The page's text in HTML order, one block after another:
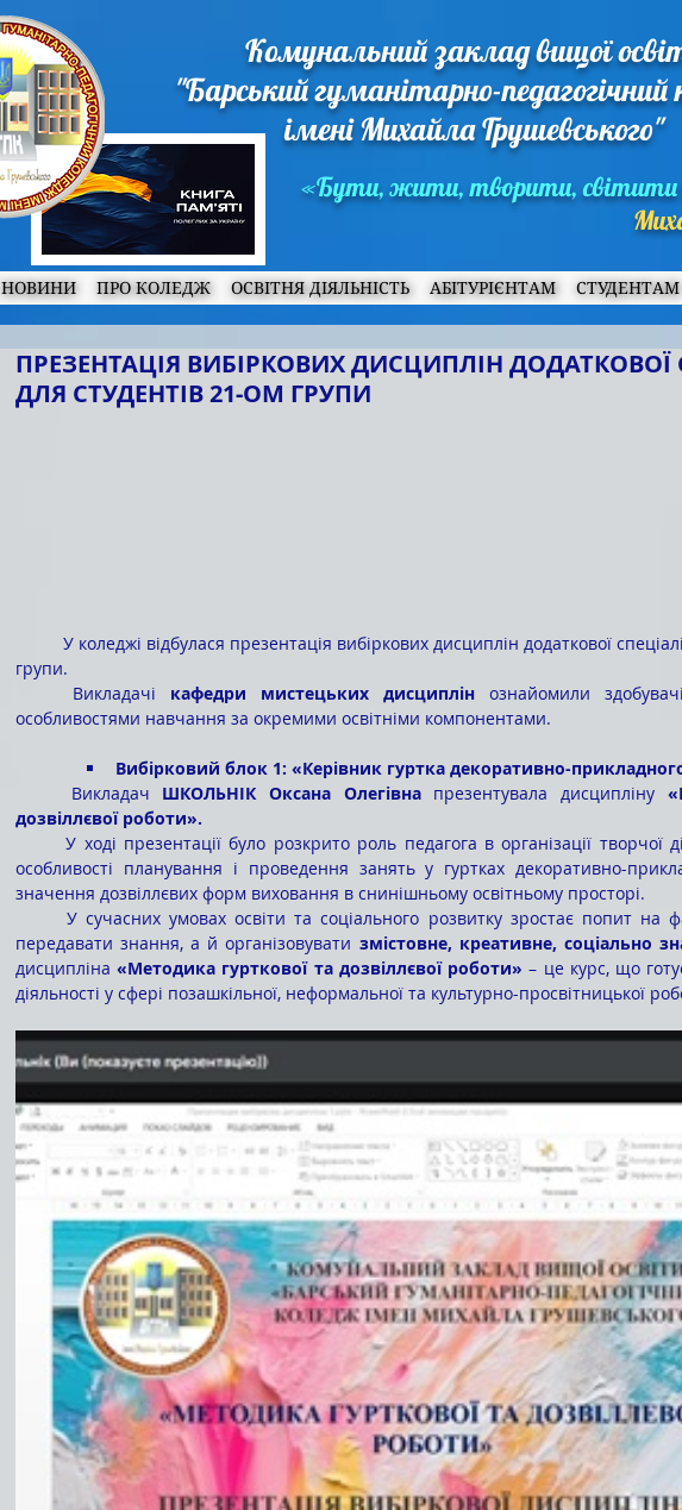
Комунальний заклад вищої
"Барський гуманітарно-
імені Михайла Грушевського"
«Бути, жити, творити, світити
НОВИНИ ПРО КОЛЕДЖ ОСВІТНЯ ДІЯЛЬНІСТЬ АБІТУРІЄНТАМ СТУДЕНТАМ
ПРЕЗЕНТАЦІЯ ВИБІРКОВИХ ДИСЦИПЛІН ДОДАТКОВОЇ
ДЛЯ СТУДЕНТІВ 21-ОМ ГРУПИ
групи.
	Викладачі
кафедри мистецьких дисциплін ознайомили
особливостями навчання за окремими освітніми компонентами.
Вибірковий блок 1: «Керівник гуртка декоративно-
	Викладач
ШКОЛЬНІК Оксана Олегівна презентувала дисципліну
дозвіллєвої роботи».
	У ході презентації було розкрито роль педагога в організації творчої діяльності дітей та молоді,
особливості планування і проведення занять у гуртках декоративно-
значення дозвіллєвих форм виховання в снинішньому освітньому просторі.
	У сучасних умовах освіти та соціального розвитку зростає попит на фахівців, здатних не лише
передавати знання, а й організовувати змістовне, креативне, соціально
дисципліна «Методика гурткової та дозвіллєвої роботи» – це курс, що
діяльності у сфері позашкільної, неформальної та культурно-просвітницької